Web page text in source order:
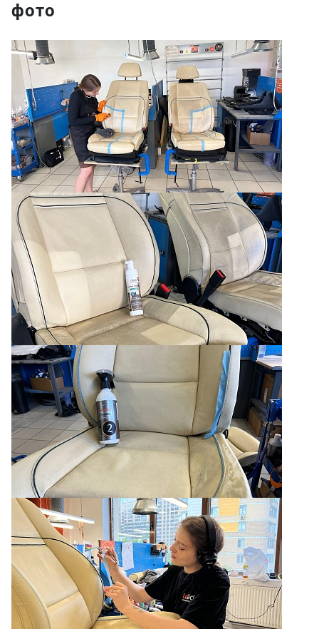
фото